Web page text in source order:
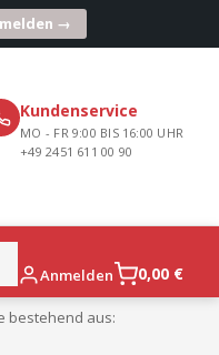
→
Kundenservice
MO - FR 9:00 BIS 16:00 UHR
+49 2451 611 00 90
Anmelden 0,00 €
bestehend aus: